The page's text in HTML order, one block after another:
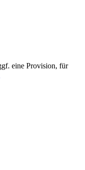
eine Provision, für